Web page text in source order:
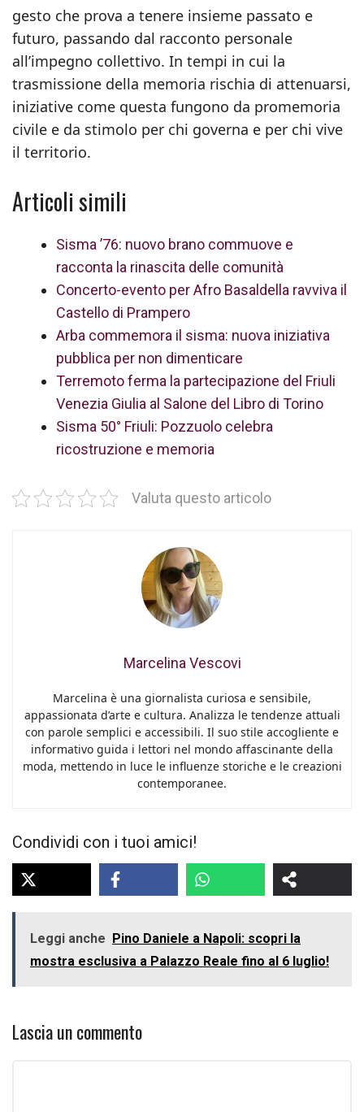
gesto che prova a tenere insieme passato e
futuro, passando dal racconto personale
all’impegno collettivo. In tempi in cui la
trasmissione della memoria rischia di attenuarsi,
iniziative come questa fungono da promemoria
civile e da stimolo per chi governa e per chi vive
il territorio.
Articoli simili
Sisma ’76: nuovo brano commuove e
racconta la rinascita delle comunità
Concerto-evento per Afro Basaldella ravviva il
Castello di Prampero
Arba commemora il sisma: nuova iniziativa
pubblica per non dimenticare
Terremoto ferma la partecipazione del Friuli
Venezia Giulia al Salone del Libro di Torino
Sisma 50° Friuli: Pozzuolo celebra
ricostruzione e memoria
Valuta questo articolo
Marcelina Vescovi
Marcelina è una giornalista curiosa e sensibile,
appassionata d’arte e cultura. Analizza le tendenze attuali
con parole semplici e accessibili. Il suo stile accogliente e
informativo guida i lettori nel mondo affascinante della
moda, mettendo in luce le influenze storiche e le creazioni
contemporanee.
Condividi con i tuoi amici!
Leggi anche Pino Daniele a Napoli: scopri la
mostra esclusiva a Palazzo Reale fino al 6 luglio!
Lascia un commento